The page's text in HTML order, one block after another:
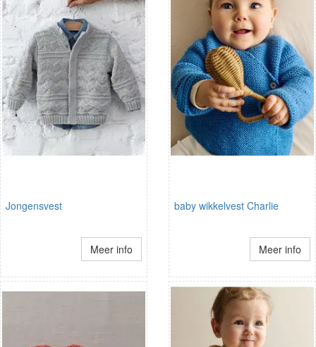
Jongensvest
Meer info
baby wikkelvest Charlie
Meer info